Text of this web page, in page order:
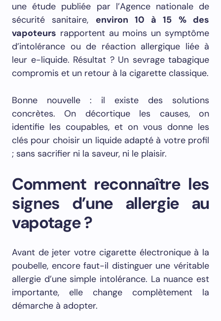
une étude publiée par l’Agence nationale de
sécurité sanitaire, environ 10 à 15 % des
vapoteurs rapportent au moins un symptôme
d’intolérance ou de réaction allergique liée à
leur e-liquide. Résultat ? Un sevrage tabagique
compromis et un retour à la cigarette classique.
Bonne nouvelle : il existe des solutions
concrètes. On décortique les causes, on
identifie les coupables, et on vous donne les
clés pour choisir un liquide adapté à votre profil
; sans sacrifier ni la saveur, ni le plaisir.
Comment reconnaître les
signes d’une allergie au
vapotage ?
Avant de jeter votre cigarette électronique à la
poubelle, encore faut-il distinguer une véritable
allergie d’une simple intolérance. La nuance est
importante, elle change complètement la
démarche à adopter.